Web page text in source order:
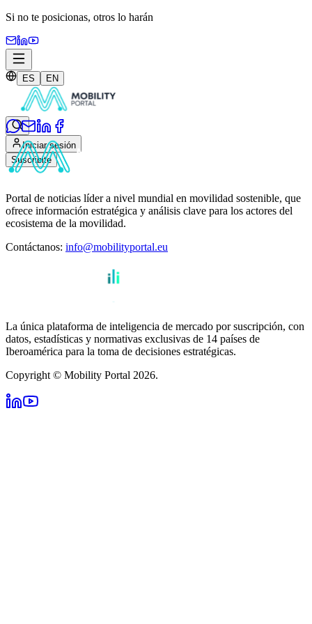
Si no te posicionas, otros lo harán
ES EN
Iniciar sesión
Suscribite
Portal de noticias líder a nivel mundial en movilidad sostenible, que
ofrece información estratégica y análisis clave para los actores del
ecosistema de la movilidad.
Contáctanos: info@mobilityportal.eu
La única plataforma de inteligencia de mercado por suscripción, con
datos, estadísticas y normativas exclusivas de 14 países de
Iberoamérica para la toma de decisiones estratégicas.
Copyright © Mobility Portal 2026.